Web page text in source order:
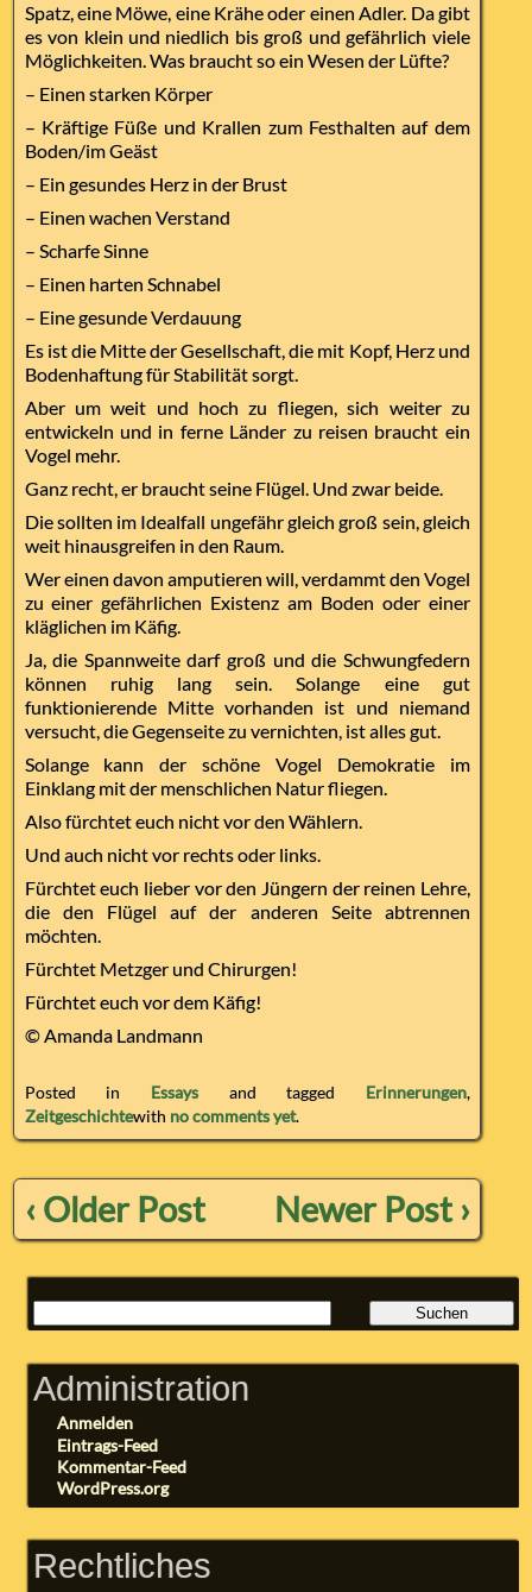
Spatz, eine Möwe, eine Krähe oder einen Adler. Da gibt
es von klein und niedlich bis groß und gefährlich viele
Möglichkeiten. Was braucht so ein Wesen der Lüfte?
– Einen starken Körper
– Kräftige Füße und Krallen zum Festhalten auf dem
Boden/im Geäst
– Ein gesundes Herz in der Brust
– Einen wachen Verstand
– Scharfe Sinne
– Einen harten Schnabel
– Eine gesunde Verdauung
Es ist die Mitte der Gesellschaft, die mit Kopf, Herz und
Bodenhaftung für Stabilität sorgt.
Aber um weit und hoch zu fliegen, sich weiter zu
entwickeln und in ferne Länder zu reisen braucht ein
Vogel mehr.
Ganz recht, er braucht seine Flügel. Und zwar beide.
Die sollten im Idealfall ungefähr gleich groß sein, gleich
weit hinausgreifen in den Raum.
Wer einen davon amputieren will, verdammt den Vogel
zu einer gefährlichen Existenz am Boden oder einer
kläglichen im Käfig.
Ja, die Spannweite darf groß und die Schwungfedern
können ruhig lang sein. Solange eine gut
funktionierende Mitte vorhanden ist und niemand
versucht, die Gegenseite zu vernichten, ist alles gut.
Solange kann der schöne Vogel Demokratie im
Einklang mit der menschlichen Natur fliegen.
Also fürchtet euch nicht vor den Wählern.
Und auch nicht vor rechts oder links.
Fürchtet euch lieber vor den Jüngern der reinen Lehre,
die den Flügel auf der anderen Seite abtrennen
möchten.
Fürchtet Metzger und Chirurgen!
Fürchtet euch vor dem Käfig!
© Amanda Landmann
Posted in Essaysand tagged Erinnerungen,
Zeitgeschichtewith no comments yet.
‹ Older Post Newer Post ›
Administration
Anmelden
Eintrags-Feed
Kommentar-Feed
WordPress.org
Rechtliches